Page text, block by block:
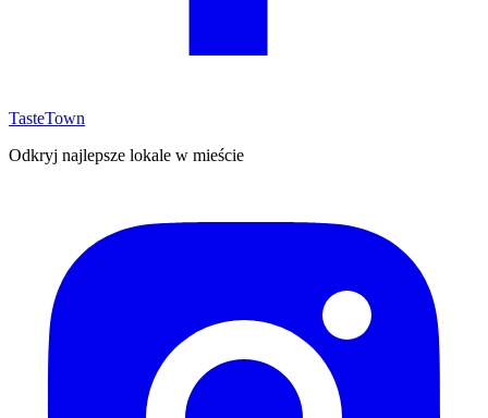
TasteTown
Odkryj najlepsze lokale w mieście